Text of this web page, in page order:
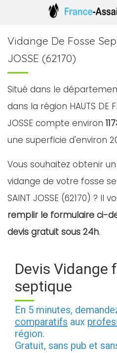
Vidange De Fosse
JOSSE (62170)
Situé dans le
dans la région HAUTS DE
JOSSE compte environ
une superficie d'environ
Vous souhaitez obtenir
vidange de votre fosse
SAINT JOSSE (62170) ? Il
remplir le formulaire ci-
devis gratuit sous 24h.
Devis Vidange
septique
En 5 minutes,
comparatifs aux
région.
Gratuit, sans pub et